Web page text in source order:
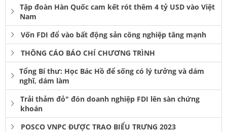
Tập đoàn Hàn Quốc cam kết rót thêm 4 tỷ USD vào Việt
Nam
Vốn FDI đổ vào bất động sản công nghiệp tăng mạnh
THÔNG CÁO BÁO CHÍ CHƯƠNG TRÌNH
Tổng Bí thư: Học Bác Hồ để sống có lý tưởng và dám
nghĩ, dám làm
Trải thảm đỏ" đón doanh nghiệp FDI lên sàn chứng
khoán
POSCO VNPC ĐƯỢC TRAO BIỂU TRƯNG 2023